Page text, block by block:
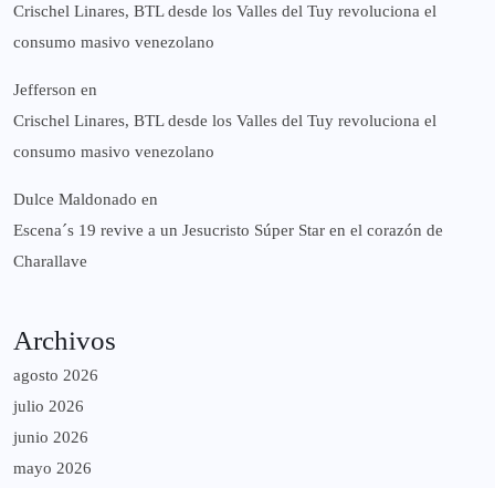
Crischel Linares, BTL desde los Valles del Tuy revoluciona el
consumo masivo venezolano
Jefferson en
Crischel Linares, BTL desde los Valles del Tuy revoluciona el
consumo masivo venezolano
Dulce Maldonado en
Escena´s 19 revive a un Jesucristo Súper Star en el corazón de
Charallave
Archivos
agosto 2026
julio 2026
junio 2026
mayo 2026